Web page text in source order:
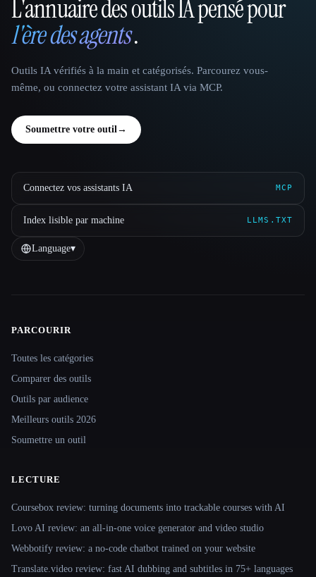
That AI Collection
L'annuaire des outils IA pensé pour
l'ère des agents.
Outils IA vérifiés à la main et catégorisés. Parcourez vous-
même, ou connectez votre assistant IA via MCP.
Soumettre votre outil →
Connectez vos assistants IA MCP
Index lisible par machine LLMS.TXT
Language▾
Site navigation
PARCOURIR
Toutes les catégories
Comparer des outils
Outils par audience
Meilleurs outils 2026
Soumettre un outil
LECTURE
Coursebox review: turning documents into trackable courses with AI
Lovo AI review: an all-in-one voice generator and video studio
Webbotify review: a no-code chatbot trained on your website
Translate.video review: fast AI dubbing and subtitles in 75+ languages